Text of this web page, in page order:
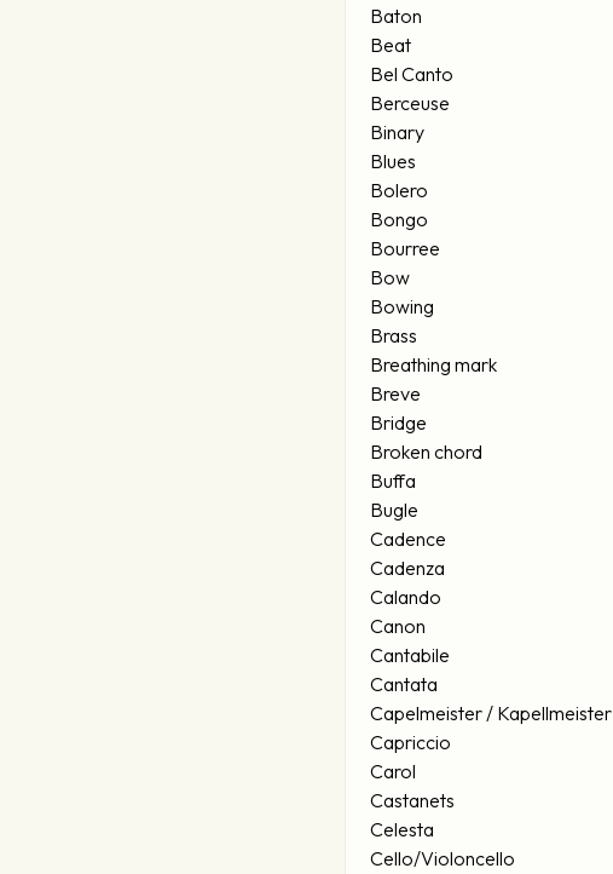
Baton
Beat
Bel Canto
Berceuse
Binary
Blues
Bolero
Bongo
Bourree
Bow
Bowing
Brass
Breathing mark
Breve
Bridge
Broken chord
Buffa
Bugle
Cadence
Cadenza
Calando
Canon
Cantabile
Cantata
Capelmeister / Kapellmeister
Capriccio
Carol
Castanets
Celesta
Cello/Violoncello